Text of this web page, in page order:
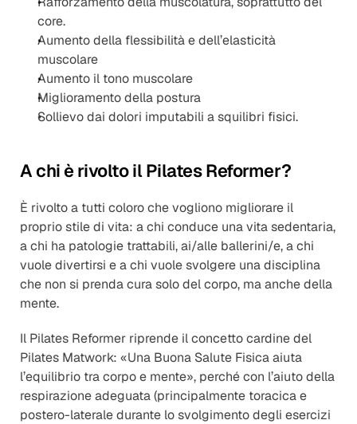
core.
Aumento della flessibilità e dell’elasticità
muscolare
Aumento il tono muscolare
Miglioramento della postura
Sollievo dai dolori imputabili a squilibri fisici.
A chi è rivolto il Pilates Reformer?
È rivolto a tutti coloro che vogliono migliorare il
proprio stile di vita: a chi conduce una vita sedentaria,
a chi ha patologie trattabili, ai/alle ballerini/e, a chi
vuole divertirsi e a chi vuole svolgere una disciplina
che non si prenda cura solo del corpo, ma anche della
mente.
Il Pilates Reformer riprende il concetto cardine del
Pilates Matwork: «Una Buona Salute Fisica aiuta
l’equilibrio tra corpo e mente», perché con l’aiuto della
respirazione adeguata (principalmente toracica e
postero-laterale durante lo svolgimento degli esercizi